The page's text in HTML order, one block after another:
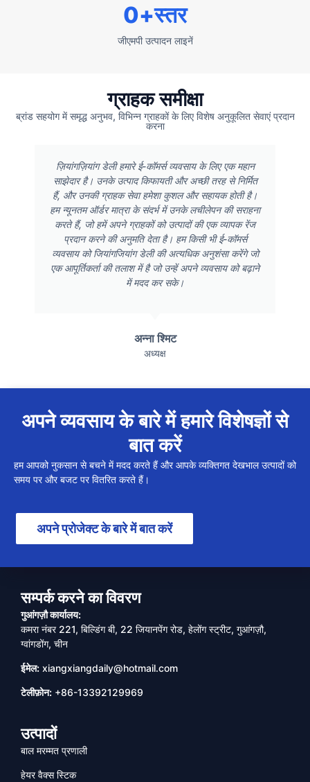
जीएमपी उत्पादन लाइनें
0+स्तर
ग्राहक समीक्षा
ब्रांड सहयोग में समृद्ध अनुभव, विभिन्न ग्राहकों के लिए विशेष अनुकूलित सेवाएं प्रदान
करना
ज़ियांगज़ियांग डेली हमारे ई-कॉमर्स व्यवसाय के लिए एक महान
साझेदार है। उनके उत्पाद किफायती और अच्छी तरह से निर्मित
हैं, और उनकी ग्राहक सेवा हमेशा कुशल और सहायक होती है।
हम न्यूनतम ऑर्डर मात्रा के संदर्भ में उनके लचीलेपन की सराहना
करते हैं, जो हमें अपने ग्राहकों को उत्पादों की एक व्यापक रेंज
प्रदान करने की अनुमति देता है। हम किसी भी ई-कॉमर्स
व्यवसाय को जियांगजियांग डेली की अत्यधिक अनुशंसा करेंगे जो
एक आपूर्तिकर्ता की तलाश में है जो उन्हें अपने व्यवसाय को बढ़ाने
में मदद कर सके।
अन्ना श्मिट
अध्यक्ष
अपने व्यवसाय के बारे में हमारे विशेषज्ञों से
बात करें
हम आपको नुकसान से बचने में मदद करते हैं और आपके व्यक्तिगत देखभाल उत्पादों को
समय पर और बजट पर वितरित करते हैं।
अपने प्रोजेक्ट के बारे में बात करें
सम्पर्क करने का विवरण
गुआंगज़ौ कार्यालय:
कमरा नंबर 221, बिल्डिंग बी, 22 जियानपेंग रोड, हेलोंग स्ट्रीट, गुआंगज़ौ,
ग्वांगडोंग, चीन
ईमेल: xiangxiangdaily@hotmail.com
टेलीफ़ोन: +86-13392129969
उत्पादों
बाल मरम्मत प्रणाली
हेयर वैक्स स्टिक